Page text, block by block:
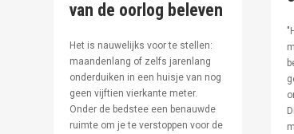
van de oorlog beleven
Het is nauwelijks voor te stellen:
maandenlang of zelfs jarenlang
onderduiken in een huisje van nog
geen vijftien vierkante meter.
Onder de bedstee een benauwde
ruimte om je te verstoppen voor de